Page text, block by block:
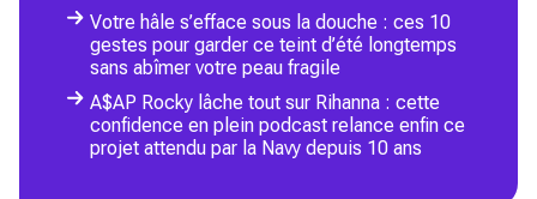
Votre hâle s’efface sous la douche : ces 10
gestes pour garder ce teint d’été longtemps
sans abîmer votre peau fragile
A$AP Rocky lâche tout sur Rihanna : cette
confidence en plein podcast relance enfin ce
projet attendu par la Navy depuis 10 ans